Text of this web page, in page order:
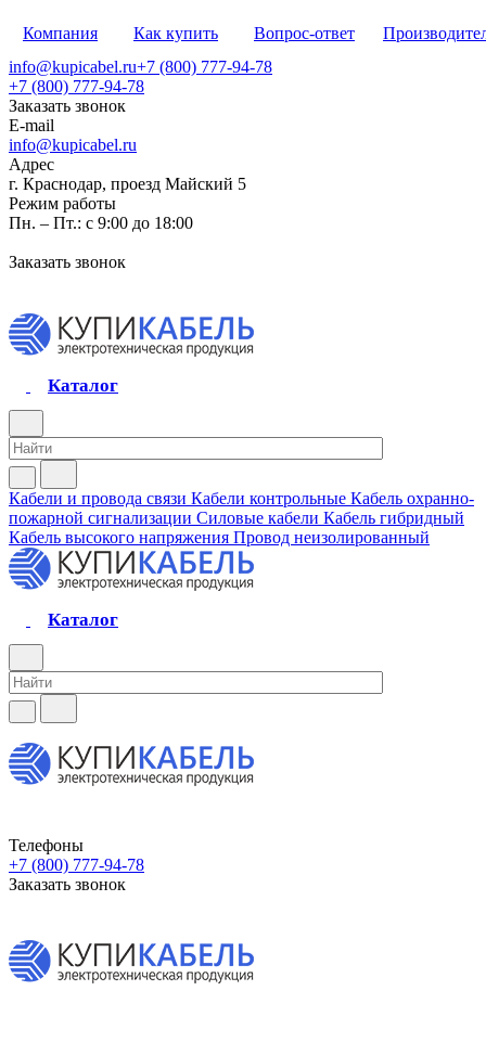
Компания Как купить Вопрос-ответ
info@kupicabel.ru+7 (800) 777-94-78
+7 (800) 777-94-78
Заказать звонок
E-mail
info@kupicabel.ru
Адрес
г. Краснодар, проезд Майский 5
Режим работы
Пн. – Пт.: с 9:00 до 18:00
Заказать звонок
Каталог
Кабели и провода связи Кабели контрольные Кабель охранно-
пожарной сигнализации Силовые кабели Кабель гибридный
Кабель высокого напряжения Провод неизолированный
Каталог
Телефоны
+7 (800) 777-94-78
Заказать звонок